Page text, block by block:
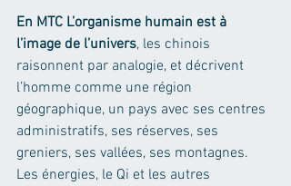
En MTC L’organisme humain est à
l’image de l’univers, les chinois
raisonnent par analogie, et décrivent
l’homme comme une région
géographique, un pays avec ses centres
administratifs, ses réserves, ses
greniers, ses vallées, ses montagnes.
Les énergies, le Qi et les autres